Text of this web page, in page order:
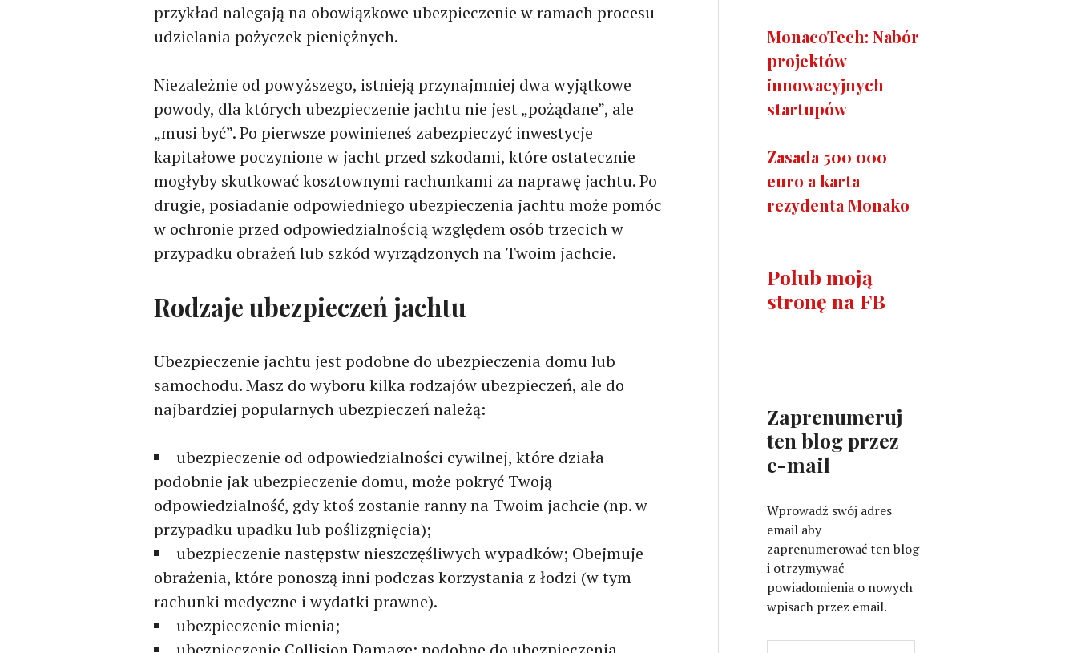
przykład nalegają na obowiązkowe ubezpieczenie w ramach procesu
udzielania pożyczek pieniężnych.
Niezależnie od powyższego, istnieją przynajmniej dwa wyjątkowe
powody, dla których ubezpieczenie jachtu nie jest „pożądane”, ale
„musi być”. Po pierwsze powinieneś zabezpieczyć inwestycje
kapitałowe poczynione w jacht przed szkodami, które ostatecznie
mogłyby skutkować kosztownymi rachunkami za naprawę jachtu. Po
drugie, posiadanie odpowiedniego ubezpieczenia jachtu może pomóc
w ochronie przed odpowiedzialnością względem osób trzecich w
przypadku obrażeń lub szkód wyrządzonych na Twoim jachcie.
Rodzaje ubezpieczeń jachtu
Ubezpieczenie jachtu jest podobne do ubezpieczenia domu lub
samochodu. Masz do wyboru kilka rodzajów ubezpieczeń, ale do
najbardziej popularnych ubezpieczeń należą:
ubezpieczenie od odpowiedzialności cywilnej, które działa
podobnie jak ubezpieczenie domu, może pokryć Twoją
odpowiedzialność, gdy ktoś zostanie ranny na Twoim jachcie (np. w
przypadku upadku lub poślizgnięcia);
ubezpieczenie następstw nieszczęśliwych wypadków; Obejmuje
obrażenia, które ponoszą inni podczas korzystania z łodzi (w tym
rachunki medyczne i wydatki prawne).
ubezpieczenie mienia;
MonacoTech: Nabór
projektów
innowacyjnych
startupów
Zasada 500 000
euro a karta
rezydenta Monako
Polub moją
stronę na FB
Zaprenumeruj
ten blog przez
e-mail
Wprowadź swój adres
email aby
zaprenumerować ten blog
i otrzymywać
powiadomienia o nowych
wpisach przez email.